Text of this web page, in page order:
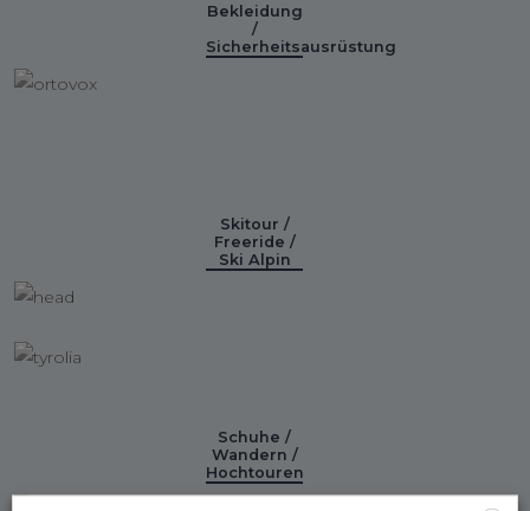
Bekleidung
/
Sicherheitsausrüstung
Skitour /
Freeride /
Ski Alpin
Schuhe /
Wandern /
Hochtouren